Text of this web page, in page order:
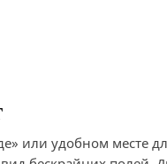
или удобном месте